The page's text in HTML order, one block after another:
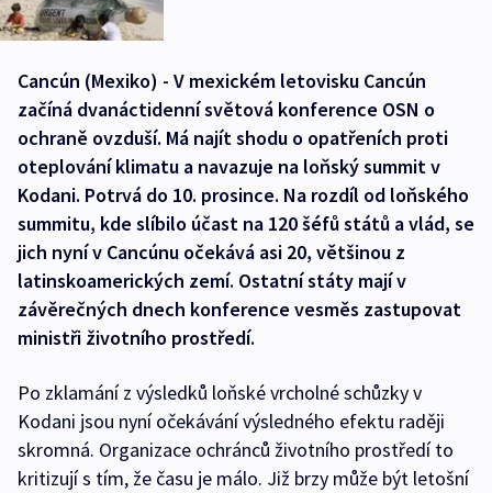
Cancún (Mexiko) - V mexickém letovisku Cancún
začíná dvanáctidenní světová konference OSN o
ochraně ovzduší. Má najít shodu o opatřeních proti
oteplování klimatu a navazuje na loňský summit v
Kodani. Potrvá do 10. prosince. Na rozdíl od loňského
summitu, kde slíbilo účast na 120 šéfů států a vlád, se
jich nyní v Cancúnu očekává asi 20, většinou z
latinskoamerických zemí. Ostatní státy mají v
závěrečných dnech konference vesměs zastupovat
ministři životního prostředí.
Po zklamání z výsledků loňské vrcholné schůzky v
Kodani jsou nyní očekávání výsledného efektu raději
skromná. Organizace ochránců životního prostředí to
kritizují s tím, že času je málo. Již brzy může být letošní